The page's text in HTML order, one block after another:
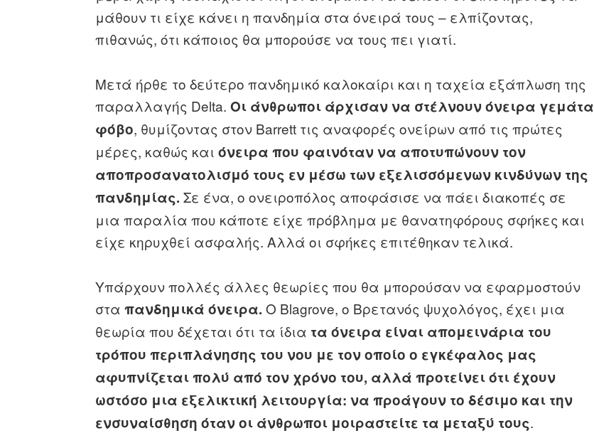
μάθουν τι είχε κάνει η πανδημία στα όνειρά τους – ελπίζοντας,
πιθανώς, ότι κάποιος θα μπορούσε να τους πει γιατί.
Μετά ήρθε το δεύτερο πανδημικό καλοκαίρι και η ταχεία εξάπλωση της
παραλλαγής Delta.Οι άνθρωποι άρχισαν να στέλνουν όνειρα γεμάτα
φόβο, θυμίζοντας στον Barrett τις αναφορές ονείρων από τις πρώτες
μέρες, καθώς καιόνειρα που φαινόταν να αποτυπώνουν τον
αποπροσανατολισμό τους εν μέσω των εξελισσόμενων κινδύνων της
πανδημίας.Σε ένα, ο ονειροπόλος αποφάσισε να πάει διακοπές σε
μια παραλία που κάποτε είχε πρόβλημα με θανατηφόρους σφήκες και
είχε κηρυχθεί ασφαλής. Αλλά οι σφήκες επιτέθηκαν τελικά.
Υπάρχουν πολλές άλλες θεωρίες που θα μπορούσαν να εφαρμοστούν
σταπανδημικά όνειρα. Ο Blagrove, ο Βρετανός ψυχολόγος, έχει μια
θεωρία που δέχεται ότι τα ίδια τα όνειρα είναι απομεινάρια του
τρόπου περιπλάνησης του νου με τον οποίο ο εγκέφαλος μας
αφυπνίζεται πολύ από τον χρόνο του, αλλά προτείνει ότι έχουν
ωστόσο μια εξελικτική λειτουργία: να προάγουν το δέσιμο και την
ενσυναίσθηση όταν οι άνθρωποι μοιραστείτε τα μεταξύ τους.